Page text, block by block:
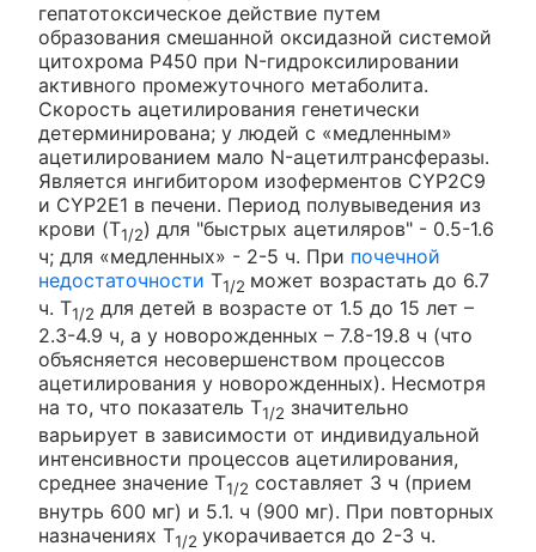
гепатотоксическое действие путем
образования смешанной оксидазной системой
цитохрома P450 при N-гидроксилировании
активного промежуточного метаболита.
Скорость ацетилирования генетически
детерминирована; у людей с «медленным»
ацетилированием мало N-ацетилтрансферазы.
Является ингибитором изоферментов CYP2C9
и CYP2E1 в печени. Период полувыведения из
крови (T1/2) для "быстрых ацетиляров" - 0.5-1.6
ч; для «медленных» - 2-5 ч. При почечной
недостаточности T1/2 может возрастать до 6.7
ч. T1/2 для детей в возрасте от 1.5 до 15 лет –
2.3-4.9 ч, а у новорожденных – 7.8-19.8 ч (что
объясняется несовершенством процессов
ацетилирования у новорожденных). Несмотря
на то, что показатель T1/2 значительно
варьирует в зависимости от индивидуальной
интенсивности процессов ацетилирования,
среднее значение T1/2 составляет 3 ч (прием
внутрь 600 мг) и 5.1. ч (900 мг). При повторных
назначениях T1/2 укорачивается до 2-3 ч.